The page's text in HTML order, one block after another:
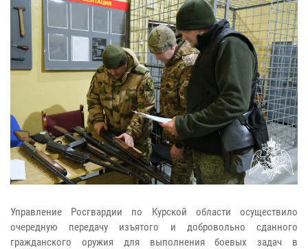
Управление Росгвардии по Курской области осуществило
очередную передачу изъятого и добровольно сданного
гражданского оружия для выполнения боевых задач в